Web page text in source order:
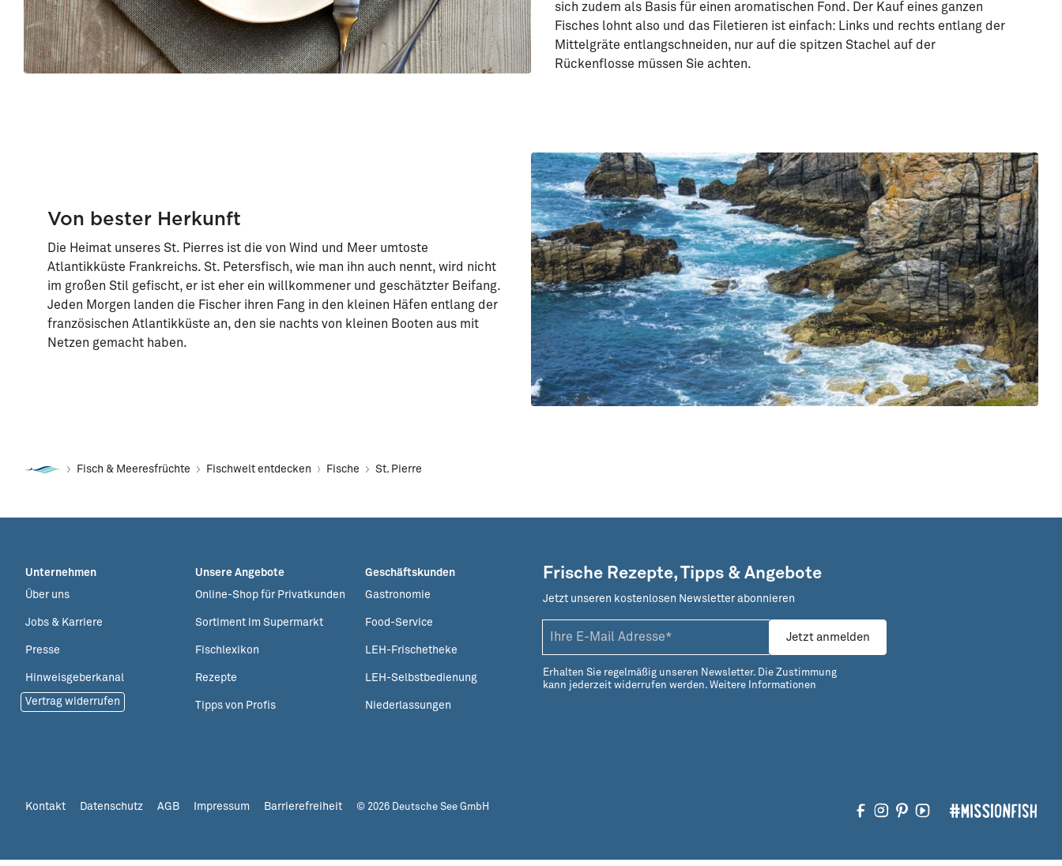
sich zudem als Basis für einen aromatischen Fond. Der Kauf eines ganzen
Fisches lohnt also und das Filetieren ist einfach: Links und rechts entlang der
Mittelgräte entlangschneiden, nur auf die spitzen Stachel auf der
Rückenflosse müssen Sie achten.
Von bester Herkunft
Die Heimat unseres St. Pierres ist die von Wind und Meer umtoste
Atlantikküste Frankreichs. St. Petersfisch, wie man ihn auch nennt, wird nicht
im großen Stil gefischt, er ist eher ein willkommener und geschätzter Beifang.
Jeden Morgen landen die Fischer ihren Fang in den kleinen Häfen entlang der
französischen Atlantikküste an, den sie nachts von kleinen Booten aus mit
Netzen gemacht haben.
Fisch & Meeresfrüchte Fischwelt entdecken Fische St. Pierre
Unternehmen
Über uns
Jobs & Karriere
Presse
Hinweisgeberkanal
Vertrag widerrufen
Unsere Angebote
Online-Shop für Privatkunden
Sortiment im Supermarkt
Fischlexikon
Rezepte
Tipps von Profis
Geschäftskunden
Gastronomie
Food-Service
LEH-Frischetheke
LEH-Selbstbedienung
Niederlassungen
Kontakt Datenschutz AGB Impressum Barrierefreiheit © 2026 Deutsche See GmbH
Frische Rezepte, Tipps & Angebote
Jetzt unseren kostenlosen Newsletter abonnieren
Jetzt anmelden
Erhalten Sie regelmäßig unseren Newsletter. Die Zustimmung
kann jederzeit widerrufen werden. Weitere Informationen